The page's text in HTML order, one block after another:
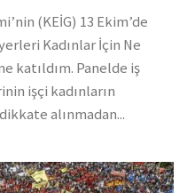
(KEİG) 13 Ekim’de
Kadınlar İçin Ne
katıldım. Panelde iş
işçi kadınların
alınmadan...